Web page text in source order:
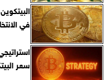
في
سعر